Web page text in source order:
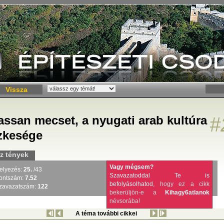
Vissza
mecset, a nyugati arab kultúra
tények
Vagy mégsem?
Szavazatoddal Te is
befolyásolhatod , hogy ez a cikk
bekerüljön-e a
Kihagy6atlanok
névsorába!
25. /43
7.52
122
A téma további cikkei